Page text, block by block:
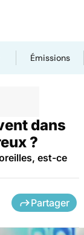
Émissions
dans
?
est-ce
Partager